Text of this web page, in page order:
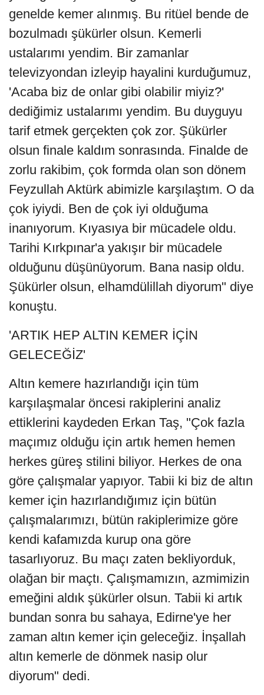
genelde kemer alınmış. Bu ritüel bende de
bozulmadı şükürler olsun. Kemerli
ustalarımı yendim. Bir zamanlar
televizyondan izleyip hayalini kurduğumuz,
'Acaba biz de onlar gibi olabilir miyiz?'
dediğimiz ustalarımı yendim. Bu duyguyu
tarif etmek gerçekten çok zor. Şükürler
olsun finale kaldım sonrasında. Finalde de
zorlu rakibim, çok formda olan son dönem
Feyzullah Aktürk abimizle karşılaştım. O da
çok iyiydi. Ben de çok iyi olduğuma
inanıyorum. Kıyasıya bir mücadele oldu.
Tarihi Kırkpınar'a yakışır bir mücadele
olduğunu düşünüyorum. Bana nasip oldu.
Şükürler olsun, elhamdülillah diyorum" diye
konuştu.
'ARTIK HEP ALTIN KEMER İÇİN
GELECEĞİZ'
Altın kemere hazırlandığı için tüm
karşılaşmalar öncesi rakiplerini analiz
ettiklerini kaydeden Erkan Taş, "Çok fazla
maçımız olduğu için artık hemen hemen
herkes güreş stilini biliyor. Herkes de ona
göre çalışmalar yapıyor. Tabii ki biz de altın
kemer için hazırlandığımız için bütün
çalışmalarımızı, bütün rakiplerimize göre
kendi kafamızda kurup ona göre
tasarlıyoruz. Bu maçı zaten bekliyorduk,
olağan bir maçtı. Çalışmamızın, azmimizin
emeğini aldık şükürler olsun. Tabii ki artık
bundan sonra bu sahaya, Edirne'ye her
zaman altın kemer için geleceğiz. İnşallah
altın kemerle de dönmek nasip olur
diyorum" dedi.